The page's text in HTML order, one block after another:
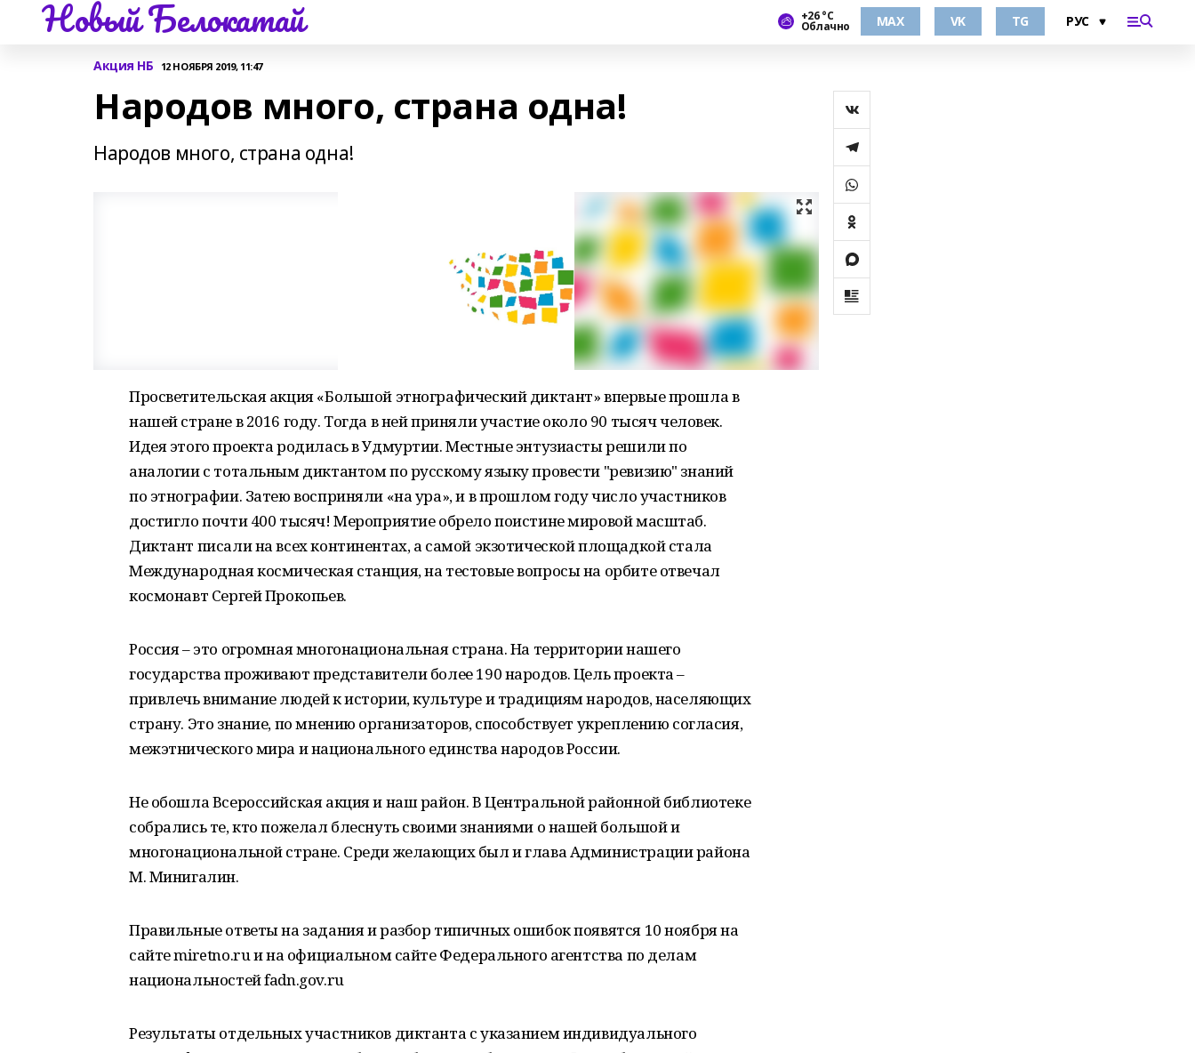
Новый Белокатай +26 °С
Облачно MAX VK TG
Акция НБ 12 НОЯБРЯ 2019, 11:47
Народов много, страна одна!
Народов много, страна одна!
Просветительская акция «Большой этнографический диктант» впервые прошла в
нашей стране в 2016 году. Тогда в ней приняли участие около 90 тысяч человек.
Идея этого проекта родилась в Удмуртии. Местные энтузиасты решили по
аналогии с тотальным диктантом по русскому языку провести "ревизию" знаний
по этнографии. Затею восприняли «на ура», и в прошлом году число участников
достигло почти 400 тысяч! Мероприятие обрело поистине мировой масштаб.
Диктант писали на всех континентах, а самой экзотической площадкой стала
Международная космическая станция, на тестовые вопросы на орбите отвечал
космонавт Сергей Прокопьев.
Россия – это огромная многонациональная страна. На территории нашего
государства проживают представители более 190 народов. Цель проекта –
привлечь внимание людей к истории, культуре и традициям народов, населяющих
страну. Это знание, по мнению организаторов, способствует укреплению согласия,
межэтнического мира и национального единства народов России.
Не обошла Всероссийская акция и наш район. В Центральной районной библиотеке
собрались те, кто пожелал блеснуть своими знаниями о нашей большой и
многонациональной стране. Среди желающих был и глава Администрации района
М. Минигалин.
Правильные ответы на задания и разбор типичных ошибок появятся 10 ноября на
сайте miretno.ru и на официальном сайте Федерального агентства по делам
национальностей fadn.gov.ru
Результаты отдельных участников диктанта с указанием индивидуального